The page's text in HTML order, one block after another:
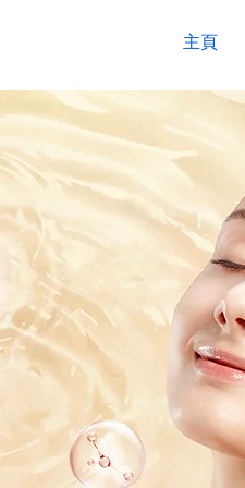
主頁